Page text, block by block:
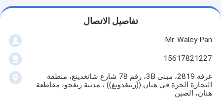
تفاصيل الاتصال
Mr. Waley Pan
15617821227
غرفة 2819، مبنى 3B، رقم 78 شارع شانغدينغ، منطقة
التجارة الحرة في هنان ((زينغدونغ)) ، مدينة زنغجو، مقاطعة
هنان، الصين